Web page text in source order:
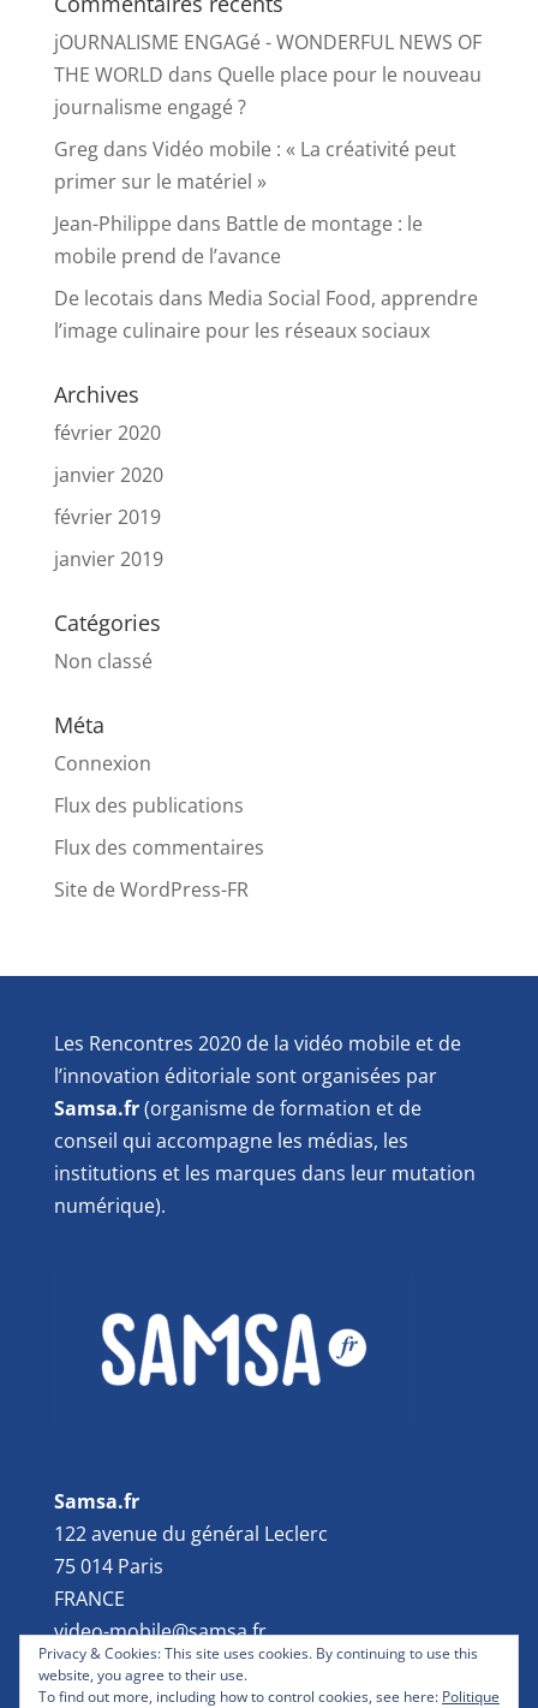
jOURNALISME ENGAGé - WONDERFUL NEWS OF
THE WORLD dans Quelle place pour le nouveau
journalisme engagé ?
Gregdans Vidéo mobile : « La créativité peut
primer sur le matériel »
Jean-Philippedans Battle de montage : le
mobile prend de l’avance
De lecotais dans Media Social Food, apprendre
l’image culinaire pour les réseaux sociaux
Archives
février 2020
janvier 2020
février 2019
janvier 2019
Catégories
Non classé
Méta
Connexion
Flux des publications
Flux des commentaires
Site de WordPress-FR
Les Rencontres 2020 de la vidéo mobile et de
l’innovation éditoriale sont organisées par
Samsa.fr(organisme de formation et de
conseil qui accompagne les médias, les
institutions et les marques dans leur mutation
numérique).
Samsa.fr
122 avenue du général Leclerc
75 014 Paris
FRANCE
video-mobile@samsa.fr
Privacy & Cookies: This site uses cookies. By continuing to use this
website, you agree to their use.
To find out more, including how to control cookies, see here: Politique